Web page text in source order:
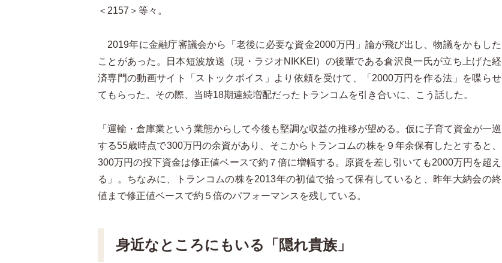
＜2157＞等々。
2019年に金融庁審議会から「老後に必要な資金2000万円」論が飛び出し、物議をかもした
ことがあった。日本短波放送（現・ラジオNIKKEI）の後輩である倉沢良一氏が立ち上げた経
済専門の動画サイト「ストックボイス」より依頼を受けて、「2000万円を作る法」を喋らせ
てもらった。その際、当時18期連続増配だったトランコムを引き合いに、こう話した。
「運輸・倉庫業という業態からして今後も堅調な収益の推移が望める。仮に子育て資金が一巡
する55歳時点で300万円の余資があり、そこからトランコムの株を９年余保有したとすると、
300万円の投下資金は修正値ベースで約７倍に増幅する。原資を差し引いても2000万円を超え
る」。ちなみに、トランコムの株を2013年の初値で拾って保有していると、昨年大納会の終
値まで修正値ベースで約５倍のパフォーマンスを残している。
身近なところにもいる「隠れ貴族」